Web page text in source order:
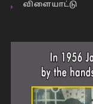
விளையாட்டு